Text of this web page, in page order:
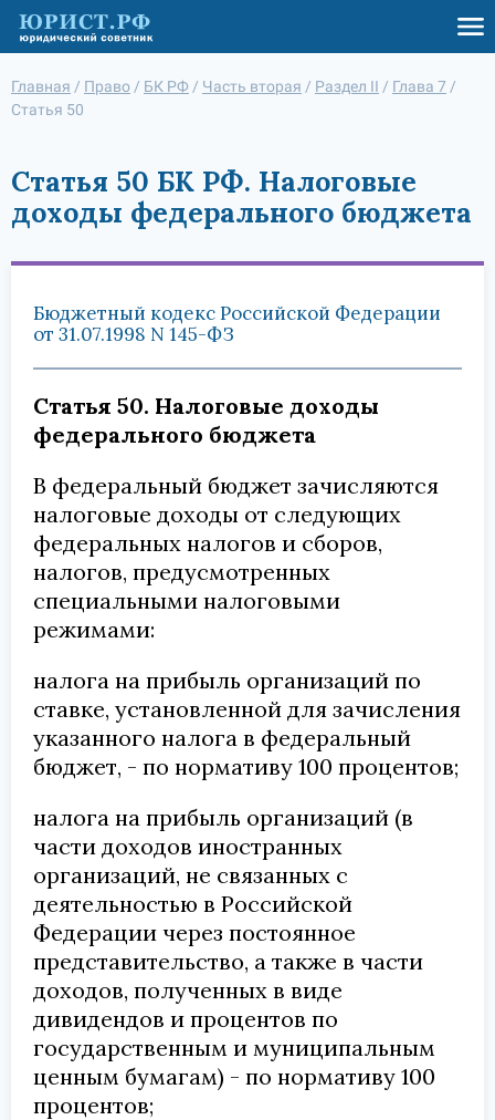
Главная / Право / БК РФ / Часть вторая / Раздел II / Глава 7 /
Статья 50
Статья 50 БК РФ. Налоговые
доходы федерального бюджета
Бюджетный кодекс Российской Федерации
от 31.07.1998 N 145-ФЗ
Статья 50. Налоговые доходы
федерального бюджета
В федеральный бюджет зачисляются
налоговые доходы от следующих
федеральных налогов и сборов,
налогов, предусмотренных
специальными налоговыми
режимами:
налога на прибыль организаций по
ставке, установленной для зачисления
указанного налога в федеральный
бюджет, - по нормативу 100 процентов;
налога на прибыль организаций (в
части доходов иностранных
организаций, не связанных с
деятельностью в Российской
Федерации через постоянное
представительство, а также в части
доходов, полученных в виде
дивидендов и процентов по
государственным и муниципальным
ценным бумагам) - по нормативу 100
процентов;